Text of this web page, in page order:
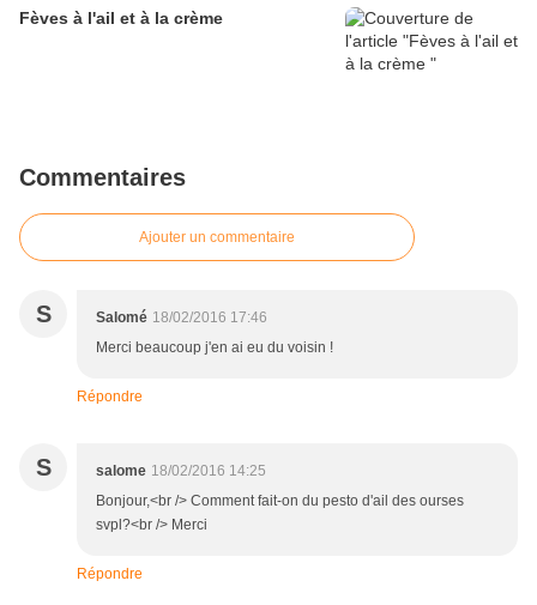
Fèves à l'ail et à la crème
Commentaires
Ajouter un commentaire
S Salomé 18/02/2016 17:46
Merci beaucoup j'en ai eu du voisin !
Répondre
S salome 18/02/2016 14:25
Bonjour,<br /> Comment fait-on du pesto d'ail des ourses
svpl?<br /> Merci
Répondre